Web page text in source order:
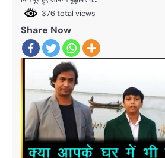
376 total views
Share Now